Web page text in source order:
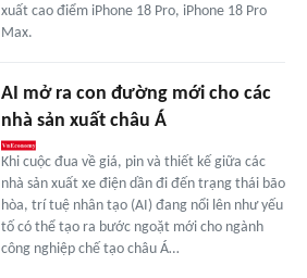
xuất cao điểm iPhone 18 Pro, iPhone 18 Pro
Max.
AI mở ra con đường mới cho các
nhà sản xuất châu Á
Khi cuộc đua về giá, pin và thiết kế giữa các
nhà sản xuất xe điện dần đi đến trạng thái bão
hòa, trí tuệ nhân tạo (AI) đang nổi lên như yếu
tố có thể tạo ra bước ngoặt mới cho ngành
công nghiệp chế tạo châu Á…